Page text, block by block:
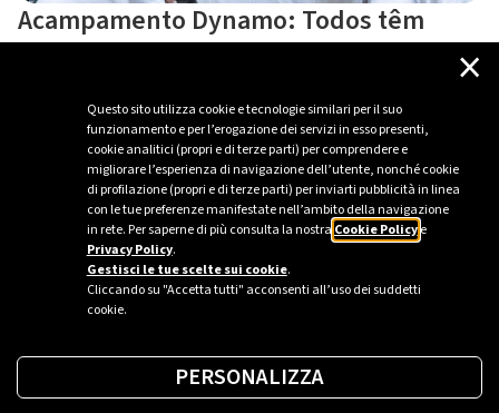
Questo sito utilizza cookie e tecnologie similari per il suo
funzionamento e per l’erogazione dei servizi in esso presenti,
cookie analitici (propri e di terze parti) per comprendere e
migliorare l’esperienza di navigazione dell’utente, nonché cookie
di profilazione (propri e di terze parti) per inviarti pubblicità in linea
con le tue preferenze manifestate nell’ambito della navigazione
in rete. Per saperne di più consulta la nostra Cookie Policye
Privacy Policy.
Gestisci le tue scelte sui cookie.
Cliccando su "Accetta tutti" acconsenti all’uso dei suddetti
cookie.
×
PERSONALIZZA
Acampamento Dynamo: Todos têm
Dynamo Camp com o objetivo de promover e proteger o
Direito à Felicidade decriançasque sofrem de doenças
ou crónicas, ajudando também a melhorar a vida das
suas famílias.
SAIBA MAIS